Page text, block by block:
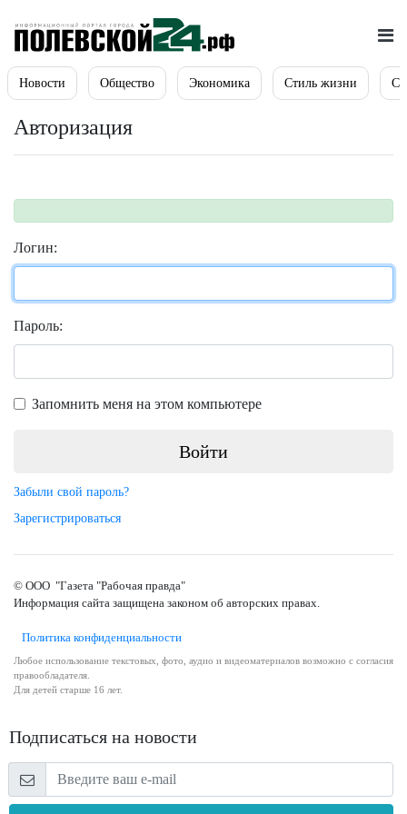
Новости Общество Экономика Стиль жизни
Авторизация
Логин:
Пароль:
Запомнить меня на этом компьютере
Забыли свой пароль?
Зарегистрироваться
© ООО "Газета "Рабочая правда"
Информация сайта защищена законом об авторских правах.
Политика конфиденциальности
Любое использование текстовых, фото, аудио и видеоматериалов возможно с согласия
правообладателя.
Для детей старше 16 лет.
Подписаться на новости